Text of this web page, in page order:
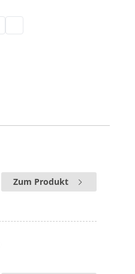
Zum Produkt